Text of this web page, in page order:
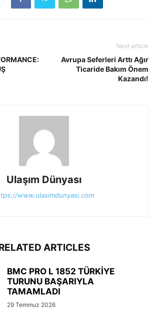
Next article
Avrupa Seferleri Arttı Ağır
Ticaride Bakım Önem
Kazandı!
Ulaşım Dünyası
www.ulasimdunyasi.com
ARTICLES
BMC PRO L 1852 TÜRKİYE
TURUNU BAŞARIYLA
TAMAMLADI
29 Temmuz 2026